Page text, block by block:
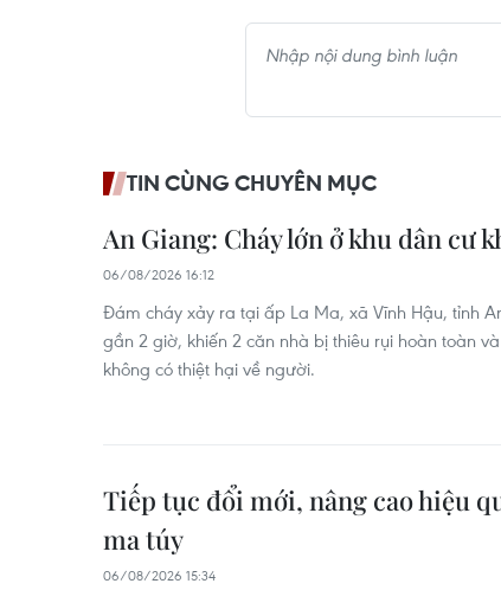
TIN CÙNG CHUYÊN MỤC
An Giang: Cháy lớn ở khu dân cư
06/08/2026 16:12
Đám cháy xảy ra tại ấp La Ma, xã Vĩnh Hậu, tỉnh
gần 2 giờ, khiến 2 căn nhà bị thiêu rụi hoàn toàn
không có thiệt hại về người.
Tiếp tục đổi mới, nâng cao hiệu
ma túy
06/08/2026 15:34